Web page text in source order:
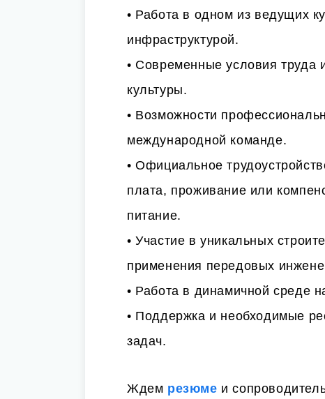
• Работа в одном из ведущих
инфраструктурой.
• Современные условия труда
культуры.
• Возможности
международной команде.
• Официальное
плата, проживание или
питание.
• Участие в уникальных
применения передовых
• Работа в динамичной среде
• Поддержка и необходимые
задач.
Ждем резюме и